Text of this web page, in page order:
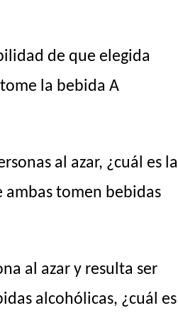
de que elegida
la bebida A
al azar, ¿cuál es la
tomen bebidas
al azar y resulta ser
alcohólicas, ¿cuál es